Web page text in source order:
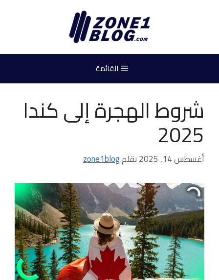
القائمة
شروط الهجرة إلى كندا
2025
أغسطس 14, 2025 بقلمzone1blog